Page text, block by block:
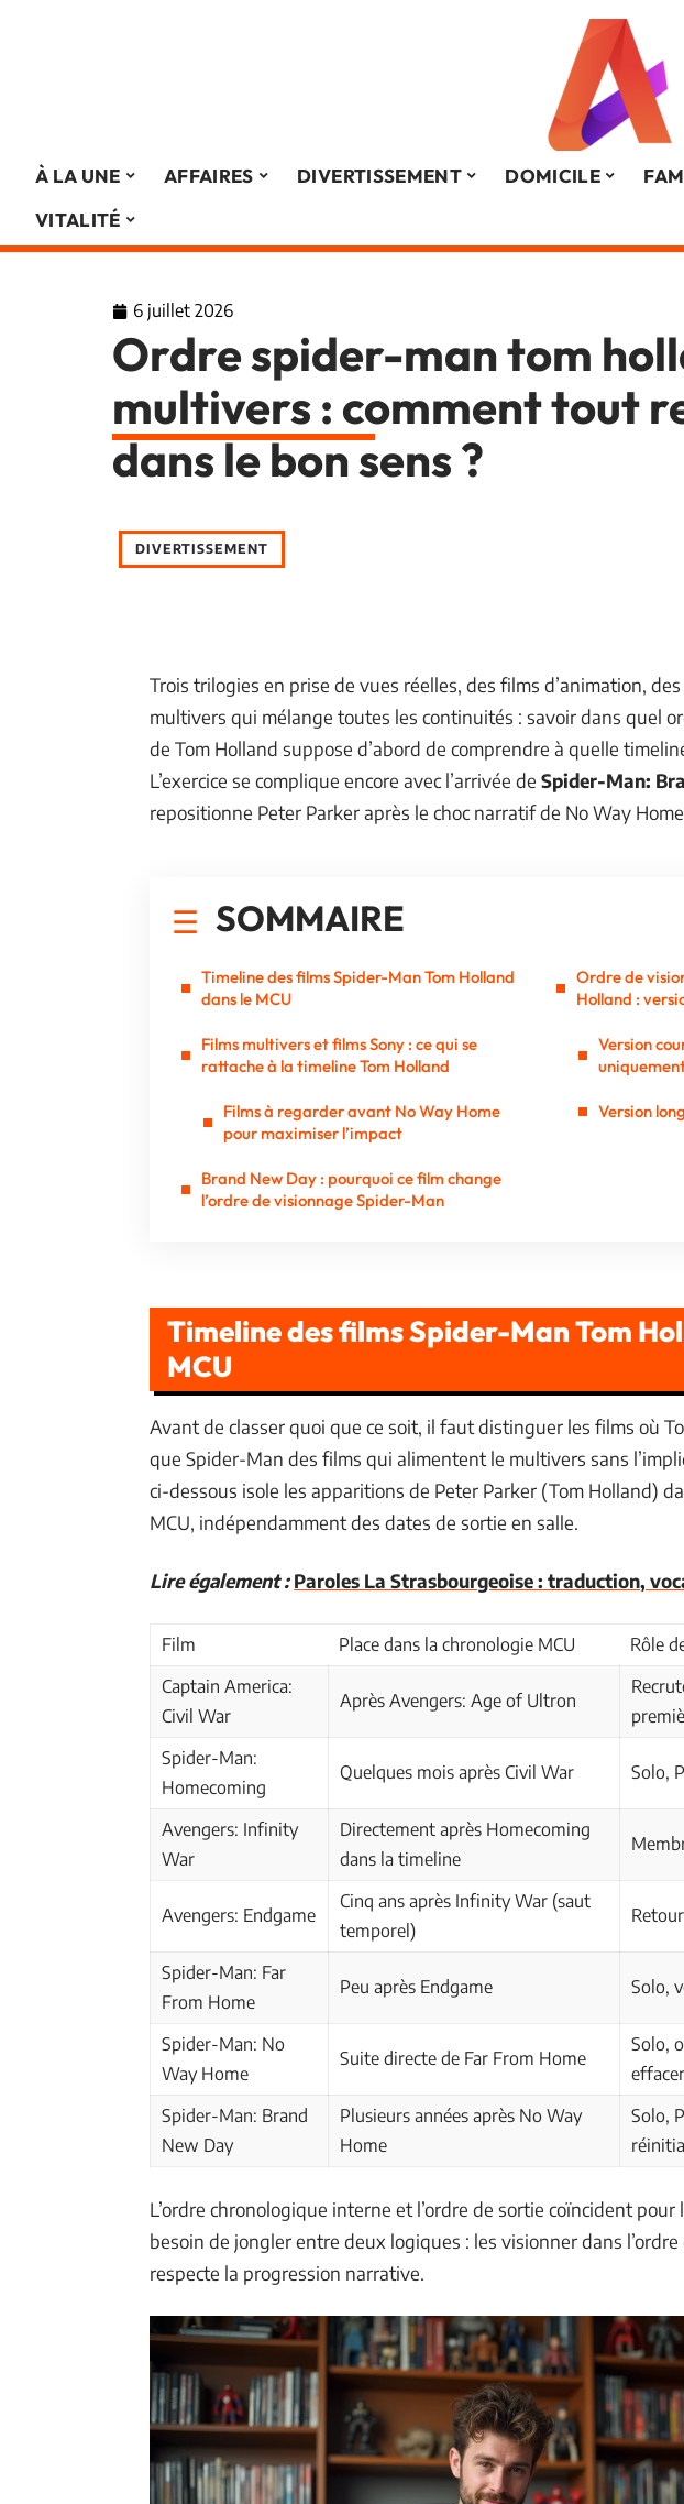
À LA UNE AFFAIRES DIVERTISSEMENT DOMICILE
VITALITÉ
6 juillet 2026
Ordre spider-man tom
multivers : comment tout
dans le bon sens ?
DIVERTISSEMENT
Trois trilogies en prise de vues réelles, des films d’animation,
multivers qui mélange toutes les continuités : savoir dans quel
de Tom Holland suppose d’abord de comprendre à quelle
L’exercice se complique encore avec l’arrivée de Spider-Man:
repositionne Peter Parker après le choc narratif de No Way
SOMMAIRE
Timeline des films Spider-Man Tom Holland
dans le MCU
Films multivers et films Sony : ce qui se
rattache à la timeline Tom Holland
Films à regarder avant No Way Home
pour maximiser l’impact
Brand New Day : pourquoi ce film change
l’ordre de visionnage Spider-Man
Ordre de
Holland :
Version
Version
Timeline des films Spider-Man Tom
MCU
Avant de classer quoi que ce soit, il faut distinguer les films où
que Spider-Man des films qui alimentent le multivers sans
ci-dessous isole les apparitions de Peter Parker (Tom Holland)
MCU, indépendamment des dates de sortie en salle.
Lire également : Paroles La Strasbourgeoise : traduction,
Film Place dans la chronologie MCU
Rôle
Captain America:
Civil War
Après Avengers: Age of Ultron
Spider-Man:
Homecoming
Quelques mois après Civil War Solo,
Avengers: Infinity
War
Directement après Homecoming
dans la timeline
Avengers: Endgame
Cinq ans après Infinity War (saut
temporel)
Spider-Man: Far
From Home
Peu après Endgame Solo,
Spider-Man: No
Way Home
Suite directe de Far From Home
Solo,
Spider-Man: Brand
New Day
Plusieurs années après No Way
Home
Solo,
L’ordre chronologique interne et l’ordre de sortie coïncident pour
besoin de jongler entre deux logiques : les visionner dans
respecte la progression narrative.